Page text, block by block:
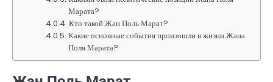
Марата?
Кто такой Жан Поль Марат?
Какие основные события произошли в жизни Жана
Поля Марата?